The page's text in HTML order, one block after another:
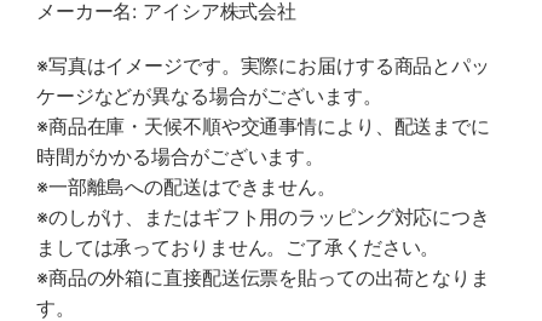
メーカー名: アイシア株式会社
※写真はイメージです。実際にお届けする商品とパッ
ケージなどが異なる場合がございます。
※商品在庫・天候不順や交通事情により、配送までに
時間がかかる場合がございます。
※一部離島への配送はできません。
※のしがけ、またはギフト用のラッピング対応につき
ましては承っておりません。ご了承ください。
※商品の外箱に直接配送伝票を貼っての出荷となりま
す。